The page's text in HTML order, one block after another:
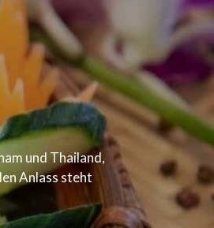
und Thailand,
Anlass steht